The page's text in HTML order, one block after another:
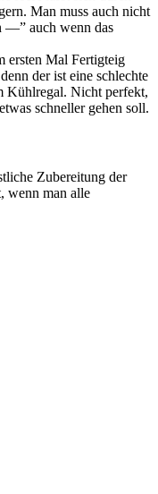
Man muss auch nicht
—” auch wenn das
ersten Mal Fertigteig
der ist eine schlechte
Kühlregal. Nicht perfekt,
schneller gehen soll.
Zubereitung der
wenn man alle